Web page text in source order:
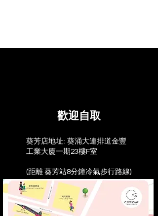
歡迎自取
葵芳店地址: 葵涌大連排道金豐
工業大廈一期23樓F室
(距離 葵芳站8分鐘冷氣步行路線)